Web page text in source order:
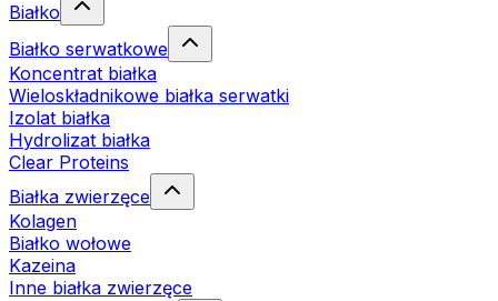
Białko
Białko serwatkowe
Koncentrat białka
Wieloskładnikowe białka serwatki
Izolat białka
Hydrolizat białka
Clear Proteins
Białka zwierzęce
Kolagen
Białko wołowe
Kazeina
Inne białka zwierzęce